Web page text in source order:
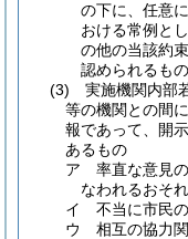
の下に、任意
おける常例と
の他の当該約
認められるもの
(3)
実施機関内部
等の機関との間
報であって、開
あるもの
ア
率直な意見
なわれるおそれ
イ
不当に市民
ウ
相互の協力